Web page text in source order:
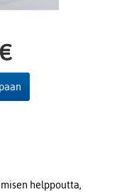
helppoutta,